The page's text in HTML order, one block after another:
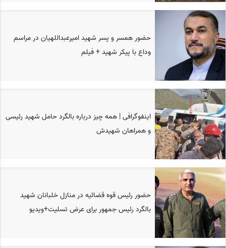
حضور همسر و پسر شهید امیرعبداللهیان در مراسم
وداع با پیکر شهید + فیلم
اینفوگرافی | همه چیز درباره بالگرد حامل شهید رئیسی
و همراهان شهیدش
حضور رئیس قوه قضائیه در منازل خلبانان شهید
بالگرد رئیس جمهور برای عرض تسلیت+ویدیو